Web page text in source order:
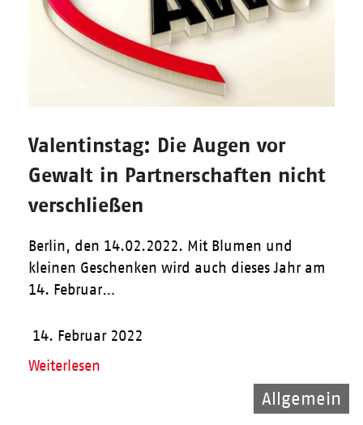
Pflege
Pflege
Allgemein
Valentinstag: Die Augen vor
Gewalt in Partnerschaften nicht
verschließen
Berlin, den 14.02.2022. Mit Blumen und
kleinen Geschenken wird auch dieses Jahr am
14. Februar…
14. Februar 2022
Weiterlesen